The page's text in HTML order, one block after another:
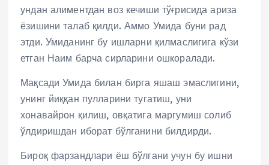
ундан алиментдан воз кечиши тўғрисида ариза
ёзишини талаб қилди. Аммо Умида буни рад
этди. Умиданинг бу ишларни қилмаслигига кўзи
етган Наим барча сирларини ошкоралади.
Мақсади Умида билан бирга яшаш эмаслигини,
унинг йиққан пулларини тугатиш, уни
хонавайрон қилиш, овқатига маргумиш солиб
ўлдиришдан иборат бўлганини билдирди.
Бироқ фарзандлари ёш бўлгани учун бу ишни